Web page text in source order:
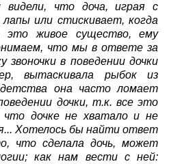
видели, что доча, играя с
или стискивает, когда
это живое существо, ему
что мы в ответе за
звоночки в поведении дочки
вытаскивала рыбок из
она часто ломает
дочки, т.к. все это
дочке не хватало и не
Хотелось бы найти ответ
что сделала дочь, может
как нам вести с ней: